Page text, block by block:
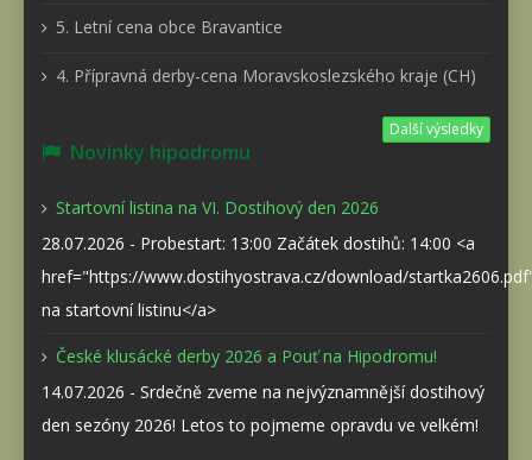
5. Letní cena obce Bravantice
4. Přípravná derby-cena Moravskoslezského kraje (CH)
Další výsledky
Novinky hipodromu
Startovní listina na VI. Dostihový den 2026
28.07.2026 - Probestart: 13:00 Začátek dostihů: 14:00 <a
href="https://www.dostihyostrava.cz/download/
na startovní listinu</a>
České klusácké derby 2026 a Pouť na Hipodromu!
14.07.2026 - Srdečně zveme na nejvýznamnější dostihový
den sezóny 2026! Letos to pojmeme opravdu ve velkém!